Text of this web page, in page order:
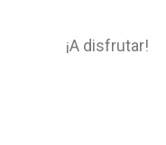
¡A disfrutar!